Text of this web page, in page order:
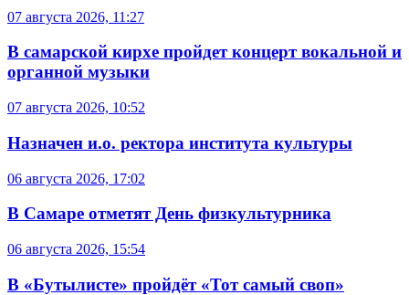
07 августа 2026, 11:27
В самарской кирхе пройдет концерт вокальной и
органной музыки
07 августа 2026, 10:52
Назначен и.о. ректора института культуры
06 августа 2026, 17:02
В Самаре отметят День физкультурника
06 августа 2026, 15:54
В «Бутылисте» пройдёт «Тот самый своп»